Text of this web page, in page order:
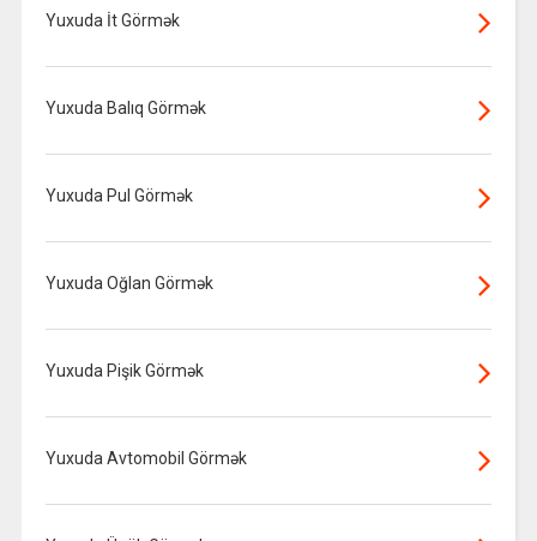
Yuxuda İt Görmək
Yuxuda Balıq Görmək
Yuxuda Pul Görmək
Yuxuda Oğlan Görmək
Yuxuda Pişik Görmək
Yuxuda Avtomobil Görmək